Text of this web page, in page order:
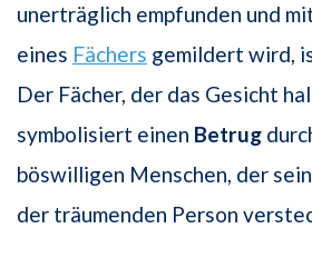
unerträglich empfunden und
eines Fächers gemildert wird,
Der Fächer, der das Gesicht
symbolisiert einen Betrug
böswilligen Menschen, der
der träumenden Person